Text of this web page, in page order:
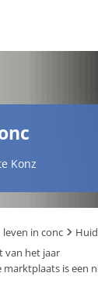
Konz
leven in conc
van het jaar
marktplaats is een